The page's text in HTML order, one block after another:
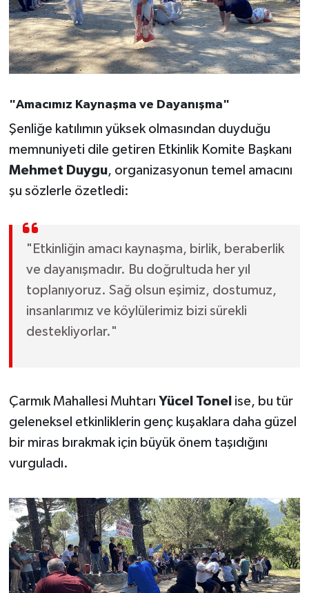
"Amacımız Kaynaşma ve Dayanışma"
Şenliğe katılımın yüksek olmasından duyduğu
memnuniyeti dile getiren Etkinlik Komite Başkanı
Mehmet Duygu, organizasyonun temel amacını
şu sözlerle özetledi:
"Etkinliğin amacı kaynaşma, birlik, beraberlik
ve dayanışmadır. Bu doğrultuda her yıl
toplanıyoruz. Sağ olsun eşimiz, dostumuz,
insanlarımız ve köylülerimiz bizi sürekli
destekliyorlar."
Çarmık Mahallesi Muhtarı Yücel Tonel ise, bu tür
geleneksel etkinliklerin genç kuşaklara daha güzel
bir miras bırakmak için büyük önem taşıdığını
vurguladı.
SPOR
SÜRMANŞET
Susurluk
TARİHTE BUGÜN
TEKNOLOJİ
Trend
VİZYONDAKİLER
YAŞAM